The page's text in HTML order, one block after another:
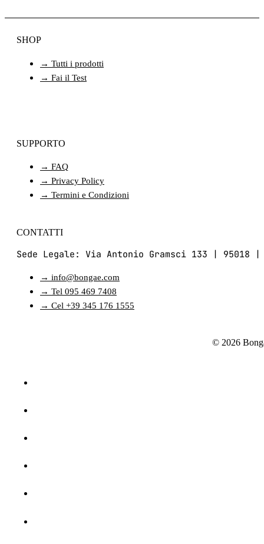
SHOP
→ Tutti i prodotti
→ Fai il Test
SUPPORTO
→ FAQ
→ Privacy Policy
→ Termini e Condizioni
CONTATTI
Sede Legale: Via Antonio Gramsci 133 | 95018
→ info@bongae.com
→ Tel 095 469 7408
→ Cel +39 345 176 1555
© 2026